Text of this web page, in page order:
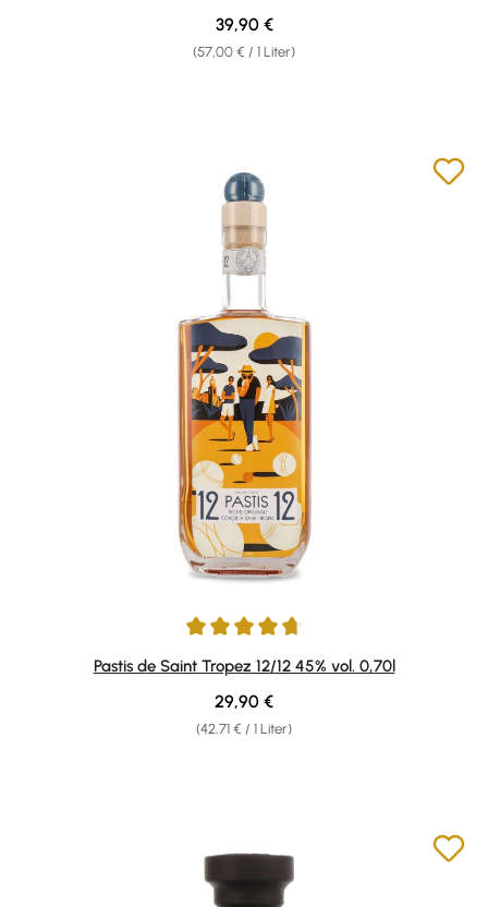
(57,00 € / 1 Liter)
Regulärer Preis:
39,90 €
Durchschnittliche Bewertung von 4.82 von 5 Sternen
Pastis de Saint Tropez 12/12 45% vol. 0,70l
(42,71 € / 1 Liter)
Regulärer Preis:
29,90 €